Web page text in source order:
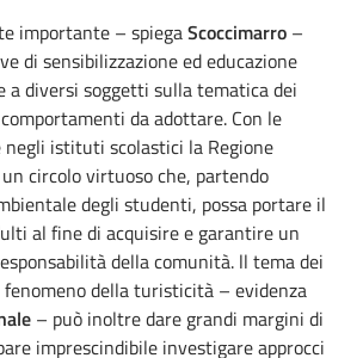
importante – spiegaScoccimarro–
di sensibilizzazione ed educazione
a diversi soggetti sulla tematica dei
da adottare. Con le
istituti scolastici la Regione
circolo virtuoso che, partendo
degli studenti, possa portare il
al fine di acquisire e garantire un
della comunità. ll tema dei
della turisticità – evidenza
– può inoltre dare grandi margini di
imprescindibile investigare approcci